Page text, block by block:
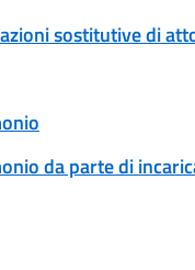
sostitutive di
da parte di